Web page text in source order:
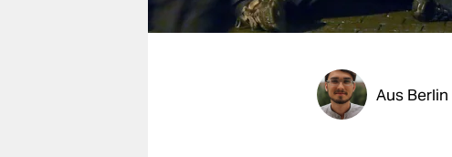
Aus Berlin